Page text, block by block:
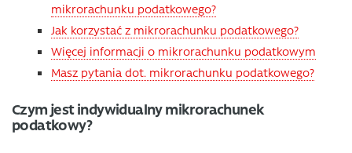
mikrorachunku podatkowego?
Jak korzystać z mikrorachunku podatkowego?
Więcej informacji o mikrorachunku podatkowym
Masz pytania dot. mikrorachunku podatkowego?
Czym jest indywidualny mikrorachunek
podatkowy?